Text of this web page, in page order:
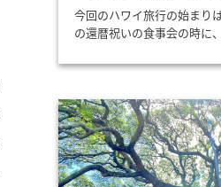
今回のハワイ旅行の始まり
の還暦祝いの食事会の時に